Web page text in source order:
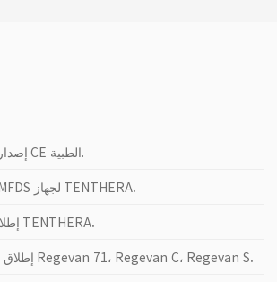
إصدار شهادة CE الطبية.
شهادة MFDS لجهاز TENTHERA.
إطلاق جهاز TENTHERA.
إطلاق منتجات Regevan 71، Regevan C، Regevan S.